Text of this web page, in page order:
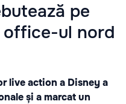
pe
office-ul nord
live action a Disney a
și a marcat un